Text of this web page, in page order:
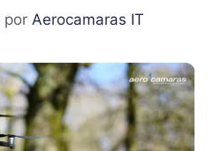
por Aerocamaras IT